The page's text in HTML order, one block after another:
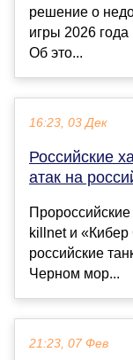
решение о
игры 2026 года
Об это...
16:23, 03 Дек
Российские
атак на
killnet и «Кибер
российские
Черном мор...
21:23, 07 Фев